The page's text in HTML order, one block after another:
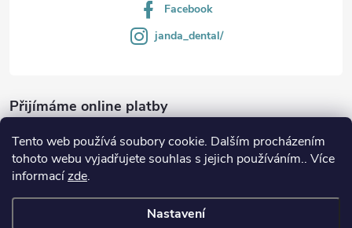
Tento web používá soubory cookie. Dalším procházením
tohoto webu vyjadřujete souhlas s jejich používáním.. Více
informacízde.
Nastavení
Facebook
janda_dental/
Přijímáme online platby